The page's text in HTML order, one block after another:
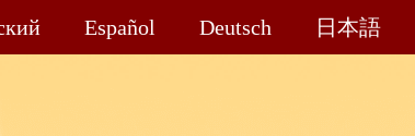
Español Deutsch 日本語